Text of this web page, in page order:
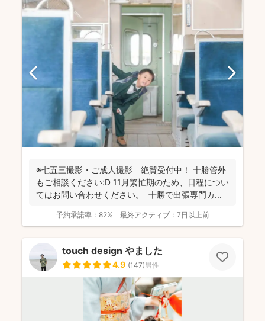
※七五三撮影・ご成人撮影 絶賛受付中！ 十勝管外
もご相談ください:D 11月繁忙期のため、日程につい
てはお問い合わせください。 十勝で出張専門カ...
予約承諾率： 82% 最終アクティブ： 7日以上前
touch design やました
4.9 (147)男性